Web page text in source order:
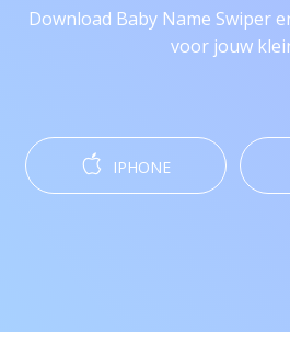
Download Baby Name Swiper
voor jouw
IPHONE